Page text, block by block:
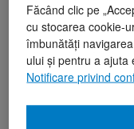
Făcând clic pe
cu stocarea cookie-
îmbunătăți
ului și pentru a ajuta
Notificare privind